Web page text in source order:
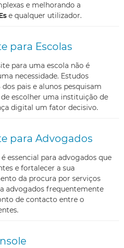
e melhorando a
e qualquer utilizador.
para Escolas
para uma escola não é
necessidade. Estudos
pais e alunos pesquisam
escolher uma instituição de
digital um fator decisivo.
para Advogados
essencial para advogados que
e fortalecer a sua
da procura por serviços
advogados frequentemente
de contacto entre o